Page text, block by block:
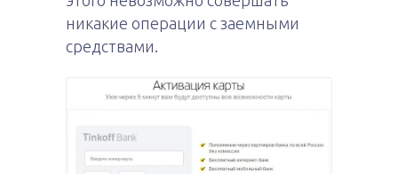
никакие операции с заемными
средствами.